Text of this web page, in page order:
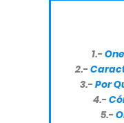
1.-
2.-
3.-Por
4.-
5.-